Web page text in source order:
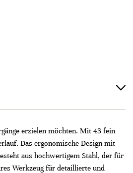
erzielen möchten. Mit 43 fein
Das ergonomische Design mit
aus hochwertigem Stahl, der für
Werkzeug für detaillierte und